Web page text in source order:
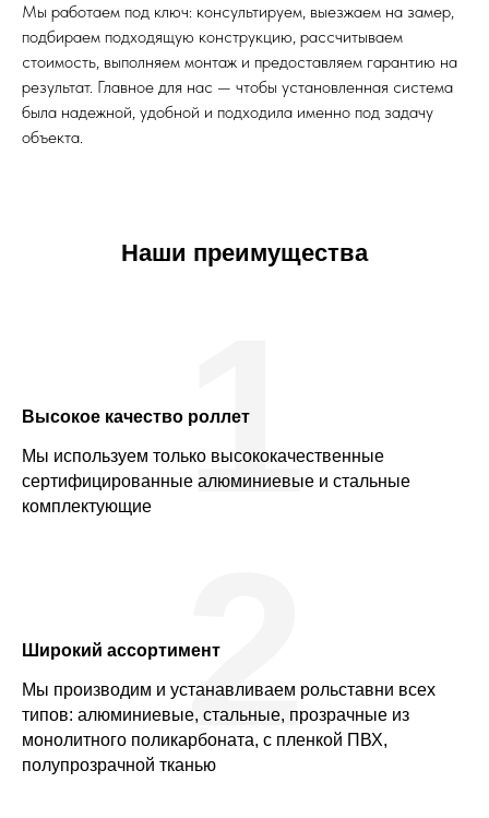
Мы работаем под ключ: консультируем, выезжаем на замер,
подбираем подходящую конструкцию, рассчитываем
стоимость, выполняем монтаж и предоставляем гарантию на
результат. Главное для нас — чтобы установленная система
была надежной, удобной и подходила именно под задачу
объекта.
Наши преимущества
Высокое качество роллет
Мы используем только высококачественные
сертифицированные алюминиевые и стальные
комплектующие
1
Широкий ассортимент
Мы производим и устанавливаем рольставни всех
типов: алюминиевые, стальные, прозрачные из
монолитного поликарбоната, с пленкой ПВХ,
полупрозрачной тканью2